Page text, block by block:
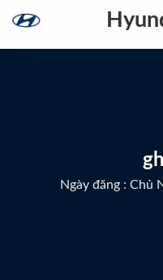
content
Ngày đăng : Chủ